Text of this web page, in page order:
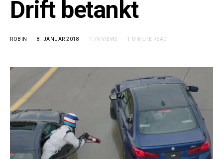
Drift betankt
ROBIN 8. JANUAR 2018 1.7K VIEWS 1 MINUTE READ